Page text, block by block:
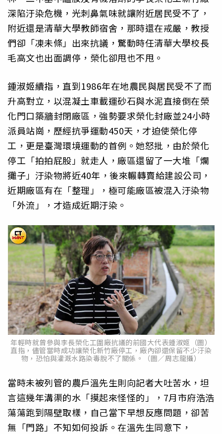
深陷汙染危機，光刺鼻氣味就讓附近居民受不了，
附近還是清華大學教師宿舍，那時還在戒嚴，教授
們卻「凍未條」出來抗議，驚動時任清華大學校長
毛高文也出面調停，榮化卻甩也不甩。
鍾淑姬續指，直到1986年在地農民與居民受不了而
升高對立，以混凝土車載運砂石與水泥直接倒在榮
化門口築牆封閉廠區，強勢要求榮化封廠並24小時
派員站崗，歷經抗爭運動450天，才迫使榮化停
工，更是臺灣環境運動的首例。她怒批，由於榮化
停工「拍拍屁股」就走人，廠區還留了一大堆「爛
攤子」汙染物將近40年，後來輾轉賣給建設公司，
近期廠區有在「整理」，極可能廠區被混入汙染物
「外流」，才造成近期汙染。
年輕時就曾參與李長榮化工圍廠抗議的前國大代表鍾淑姬（圖）
直指，儘管當時成功讓榮化新竹廠停工，廠內卻還保留不少汙染
物，恐怕與灌溉水路染毒脫不了關係。（圖／周志龍攝）
當時未被列管的農戶溫先生則向記者大吐苦水，坦
言這幾年溝渠的水「摸起來怪怪的」，7月市府浩浩
蕩蕩跑到隔壁取樣，自己當下早想反應問題，卻苦
無「門路」不知如何投訴。在溫先生同意下，